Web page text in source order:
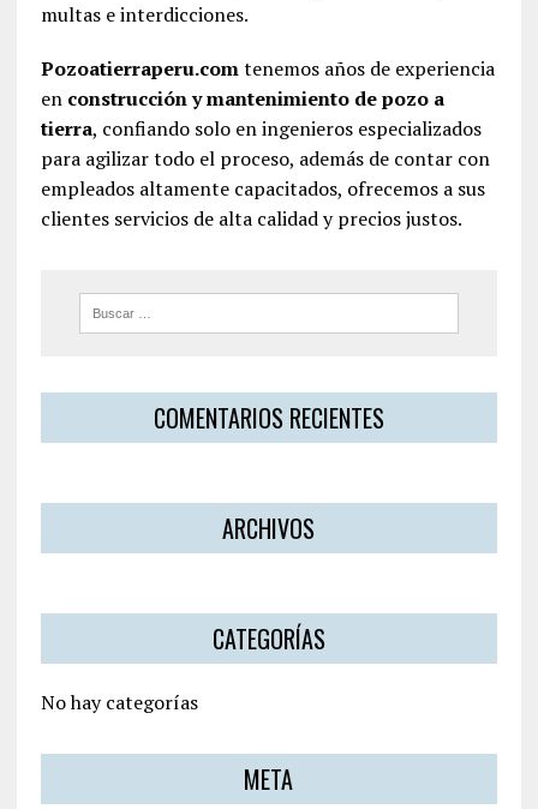
multas e interdicciones.
Pozoatierraperu.comtenemos años de experiencia
en construcción y mantenimiento de pozo a
tierra, confiando solo en ingenieros especializados
para agilizar todo el proceso, además de contar con
empleados altamente capacitados, ofrecemos a sus
clientes servicios de alta calidad y precios justos.
COMENTARIOS RECIENTES
ARCHIVOS
CATEGORÍAS
No hay categorías
META